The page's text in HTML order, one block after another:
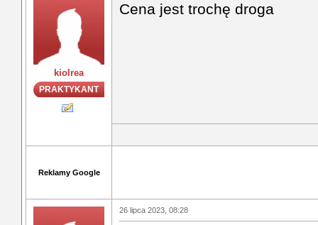
kiolrea
PRAKTYKANT
Cena jest trochę droga
Reklamy Google
26 lipca 2023, 08:28